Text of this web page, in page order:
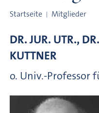
Startseite Mitglieder
DR. JUR. UTR.,
KUTTNER
o. Univ.-Professor